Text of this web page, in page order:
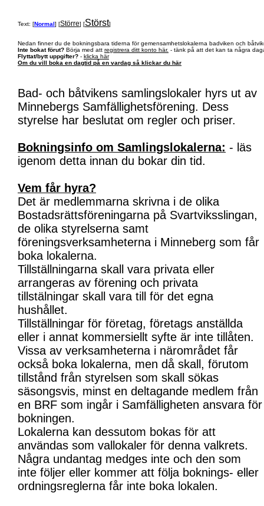
Text: [Normal] [Större] [Störst]
Nedan finner du de bokningsbara tiderna för gemensamhetslokalerna badviken och
Inte bokat förut? Börja med att registrera ditt konto här. - tänk på att det kan ta några
Flyttat/bytt uppgifter? - klicka här
Om du vill boka en dagtid på en vardag så klickar du här
Bad- och båtvikens samlingslokaler hyrs ut av
Minnebergs Samfällighetsförening. Dess
styrelse har beslutat om regler och priser.
Bokningsinfo om Samlingslokalerna: - läs
igenom detta innan du bokar din tid.
Vem får hyra?
Det är medlemmarna skrivna i de olika
Bostadsrättsföreningarna på Svartviksslingan,
de olika styrelserna samt
föreningsverksamheterna i Minneberg som får
boka lokalerna.
Tillställningarna skall vara privata eller
arrangeras av förening och privata
tillstälningar skall vara till för det egna
hushållet.
Tillställningar för företag, företags anställda
eller i annat kommersiellt syfte är inte tillåten.
Vissa av verksamheterna i närområdet får
också boka lokalerna, men då skall, förutom
tillstånd från styrelsen som skall sökas
säsongsvis, minst en deltagande medlem från
en BRF som ingår i Samfälligheten ansvara för
bokningen.
Lokalerna kan dessutom bokas för att
användas som vallokaler för denna valkrets.
Några undantag medges inte och den som
inte följer eller kommer att följa boknings- eller
ordningsreglerna får inte boka lokalen.